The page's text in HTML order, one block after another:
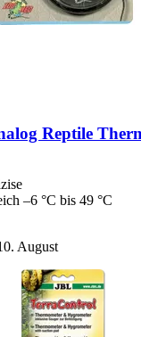
Reptile
–6 °C bis 49 °C
August